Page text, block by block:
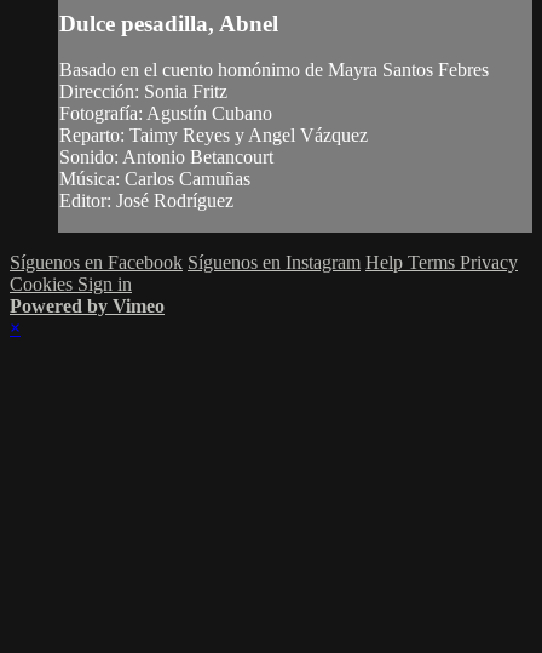
Dulce pesadilla, Abnel
Basado en el cuento homónimo de Mayra Santos Febres
Dirección: Sonia Fritz
Fotografía: Agustín Cubano
Reparto: Taimy Reyes y Angel Vázquez
Sonido: Antonio Betancourt
Música: Carlos Camuñas
Editor: José Rodríguez
Síguenos en Facebook Síguenos en Instagram Help Terms Privacy
Cookies Sign in
Powered by Vimeo
×